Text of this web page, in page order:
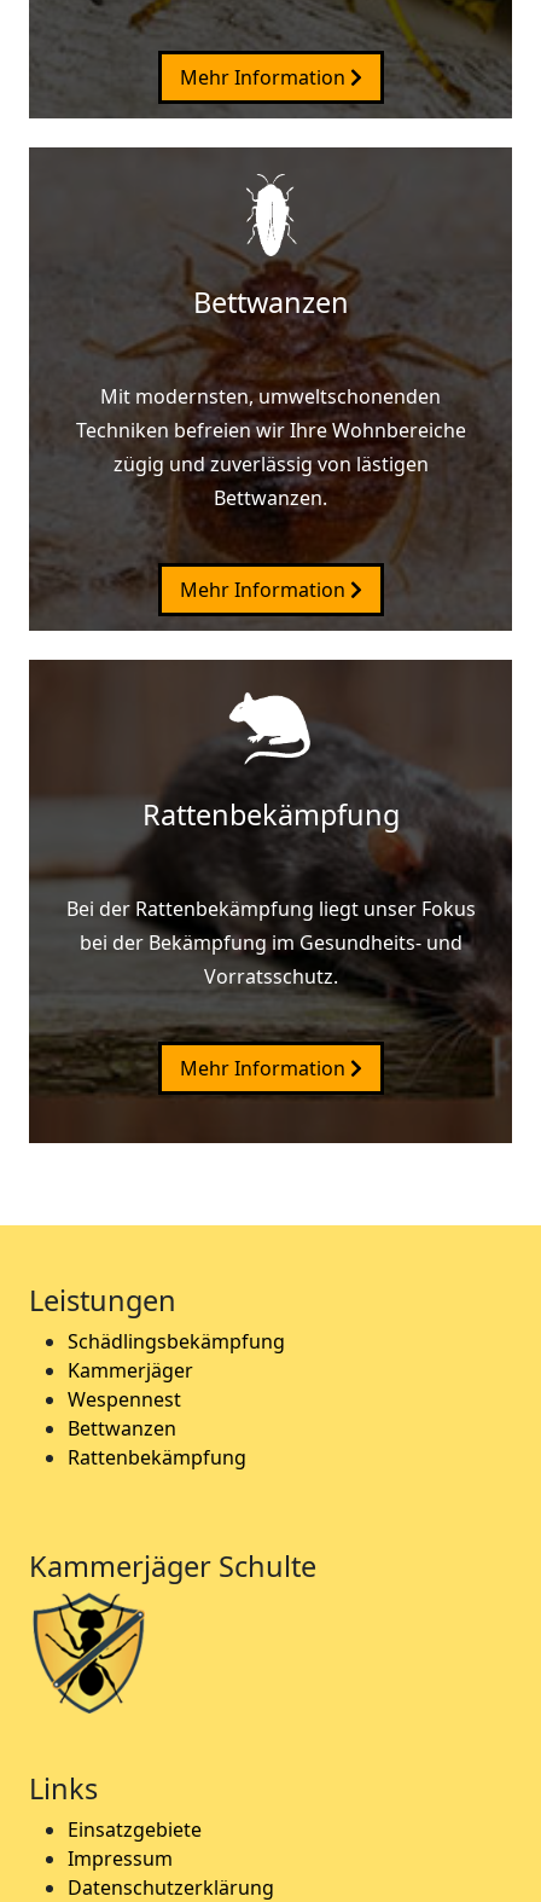
Mehr Information
Bettwanzen
Mit modernsten, umweltschonenden
Techniken befreien wir Ihre Wohnbereiche
zügig und zuverlässig von lästigen
Bettwanzen.
Mehr Information
Rattenbekämpfung
Bei der Rattenbekämpfung liegt unser Fokus
bei der Bekämpfung im Gesundheits- und
Vorratsschutz.
Mehr Information
Leistungen
Schädlingsbekämpfung
Kammerjäger
Wespennest
Bettwanzen
Rattenbekämpfung
Kammerjäger Schulte
Links
Einsatzgebiete
Impressum
Datenschutzerklärung